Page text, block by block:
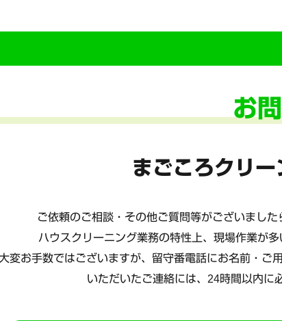
お
まごころクリ
ご依頼のご相談・その他ご質問等がございまし
ハウスクリーニング業務の特性上、現場作業が
変お手数ではございますが、留守番電話にお名前・ご
いただいたご連絡には、24時間以内に